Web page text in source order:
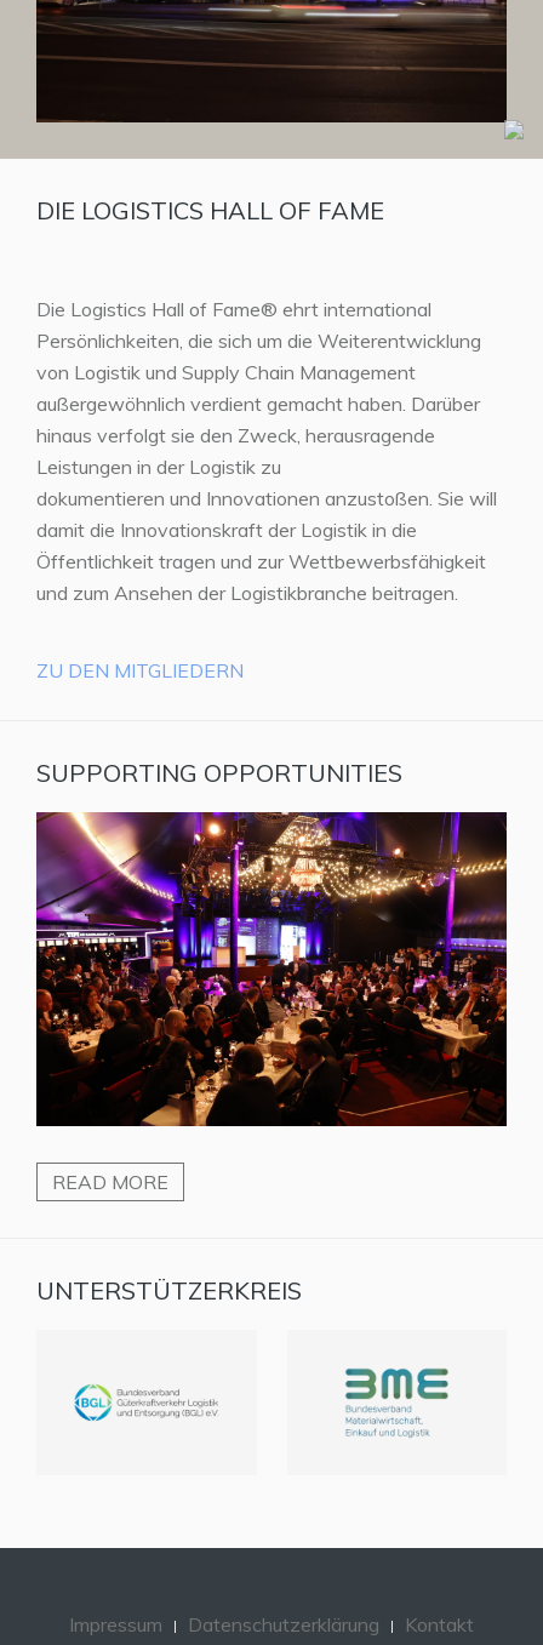
DIE LOGISTICS HALL OF FAME
Die Logistics Hall of Fame® ehrt international
Persönlichkeiten, die sich um die Weiterentwicklung
von Logistik und Supply Chain Management
außergewöhnlich verdient gemacht haben. Darüber
hinaus verfolgt sie den Zweck, herausragende
Leistungen in der Logistik zu
dokumentieren und Innovationen anzustoßen. Sie will
damit die Innovationskraft der Logistik in die
Öffentlichkeit tragen und zur Wettbewerbsfähigkeit
und zum Ansehen der Logistikbranche beitragen.
ZU DEN MITGLIEDERN
SUPPORTING OPPORTUNITIES
READ MORE
UNTERSTÜTZERKREIS
Impressum Datenschutzerklärung Kontakt